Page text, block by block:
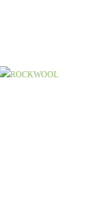
ROCKWOOL